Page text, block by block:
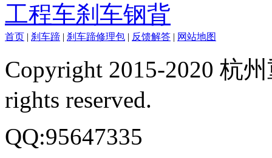
工程车刹车钢背
首页 | 刹车蹄 | 刹车蹄修理包 | 反馈解答 | 网站地图
Copyright 2015-2020 杭
rights reserved.
QQ:95647335